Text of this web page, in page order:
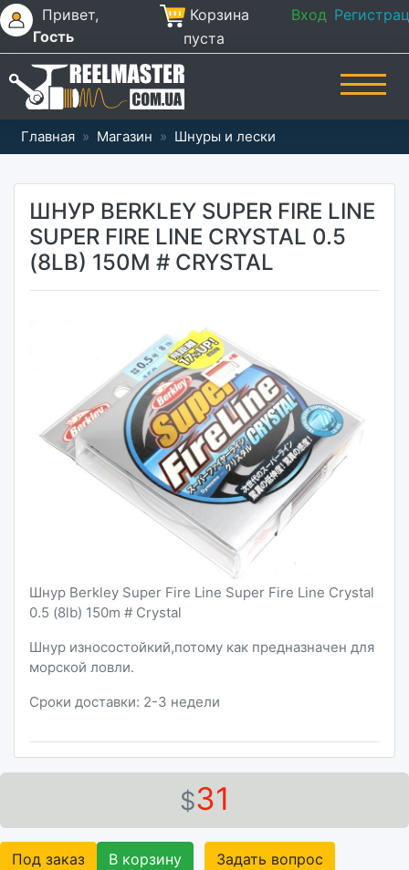
Привет,
Гость
Корзина
пуста
Вход
Главная » Магазин » Шнуры и лески
$31
Под заказ В корзину Задать вопрос
ШНУР BERKLEY SUPER FIRE LINE
SUPER FIRE LINE CRYSTAL 0.5
(8LB) 150M # CRYSTAL
Шнур Berkley Super Fire Line Super Fire Line Crystal
0.5 (8lb) 150m # Crystal
Шнур износостойкий,потому как предназначен для
морской ловли.
Сроки доставки: 2-3 недели